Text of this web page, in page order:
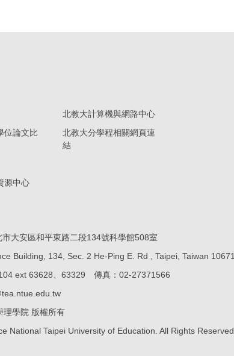
位論文比
源中心
北教大計算機與網路中心
北教大分學程相關網頁連
結
大安區和平東路二段134號科學館508室
Building, 134, Sec. 2 He-Ping E. Rd , Taipei, Taiwan 10671.
ext 63628、63329 傳真：02-27371566
理學院 版權所有
National Taipei University of Education. All Rights Reserved.